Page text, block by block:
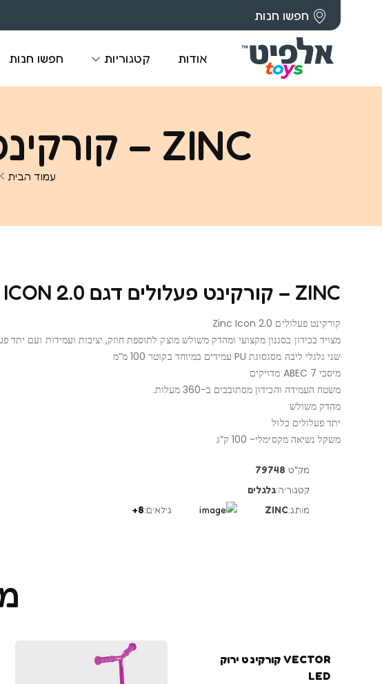
חפשו חנות
אודות קטגוריות חפשו חנות
ZINC – קורקינט פעלולים דגם ICON 2.0
עמוד הבית
ZINC – קורקינט פעלולים דגם ICON 2.0
קורקינט פעלולים Zinc Icon 2.0
מצויד בכידון בסגנון מקצועי ומהדק משולש מוצק לתוספת חוזק, יציבות ועמידות ועם יתד
שני גלגלי ליבה מסגסוגת PU עמידים במיוחד בקוטר 100 מ”מ
מיסבי ABEC 7 מדויקים
משטח העמידה והכידון מסתובבים ב-360 מעלות.
מהדק משולש
יתד פעלולים כלול
משקל נשיאה מקסימלי- 100 ק”ג
מק"ט 79748
קטגוריה:גלגלים
מותג:ZINC גילאים:8+
VECTOR קורקינט ירוק
LED